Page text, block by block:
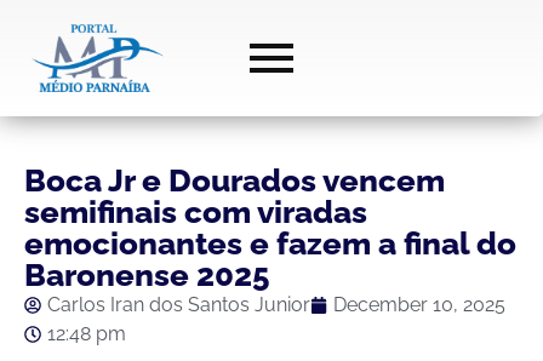
Boca Jr e Dourados vencem
semifinais com viradas
emocionantes e fazem a final do
Baronense 2025
Carlos Iran dos Santos Junior
December 10, 2025
12:48 pm